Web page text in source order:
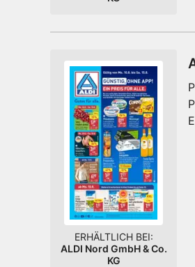
ERHÄLTLICH BEI:
ALDI Nord GmbH & Co.
KG